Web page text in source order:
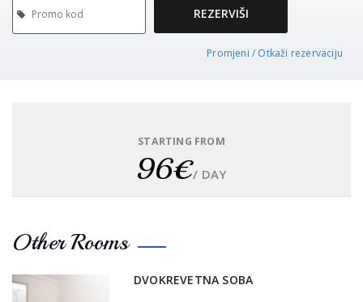
REZERVIŠI
Promjeni / Otkaži rezervaciju
STARTING FROM
96€/ DAY
Other Rooms
DVOKREVETNA SOBA